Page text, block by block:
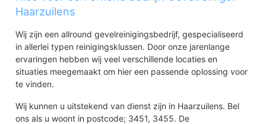
Haarzuilens
Wij zijn een allround gevelreinigingsbedrijf, gespecialiseerd
in allerlei typen reinigingsklussen. Door onze jarenlange
ervaringen hebben wij veel verschillende locaties en
situaties meegemaakt om hier een passende oplossing voor
te vinden.
Wij kunnen u uitstekend van dienst zijn in Haarzuilens. Bel
ons als u woont in postcode; 3451, 3455. De